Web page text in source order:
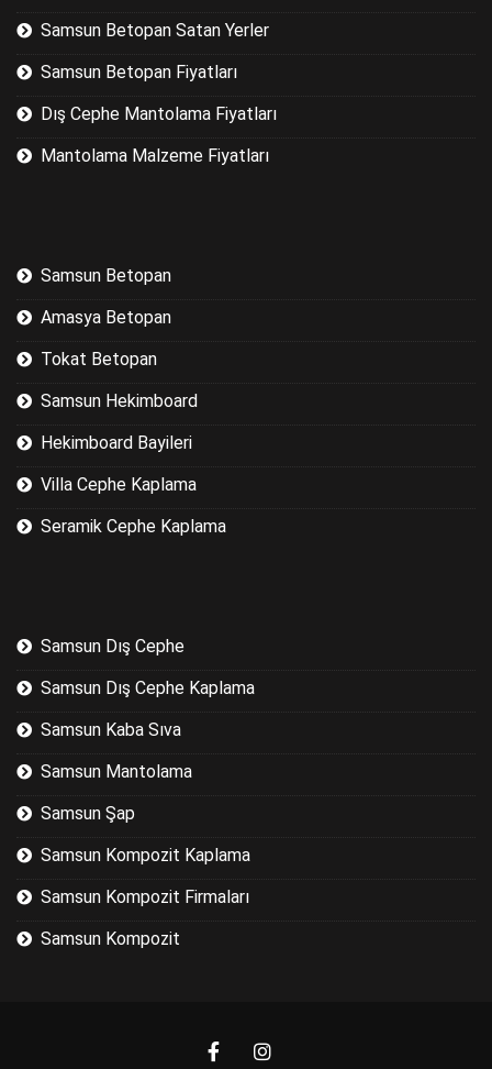
Samsun Betopan Satan Yerler
Samsun Betopan Fiyatları
Dış Cephe Mantolama Fiyatları
Mantolama Malzeme Fiyatları
Samsun Betopan
Amasya Betopan
Tokat Betopan
Samsun Hekimboard
Hekimboard Bayileri
Villa Cephe Kaplama
Seramik Cephe Kaplama
Samsun Dış Cephe
Samsun Dış Cephe Kaplama
Samsun Kaba Sıva
Samsun Mantolama
Samsun Şap
Samsun Kompozit Kaplama
Samsun Kompozit Firmaları
Samsun Kompozit